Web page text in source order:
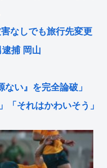
なしでも旅行先変更
捕 岡山
い』を完全論破」
それはかわいそう」